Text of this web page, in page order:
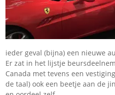
ieder geval (bijna) een nieuwe
Er zat in het lijstje
Canada met tevens een
de taal) ook een beetje aan de